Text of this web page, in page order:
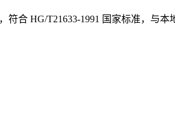
符合 HG/T21633-1991 国家标准，与